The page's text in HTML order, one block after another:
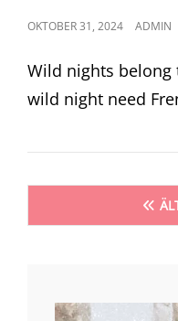
POSTED
OKTOBER 31, 2024 ADMIN
Wild nights
wild night need